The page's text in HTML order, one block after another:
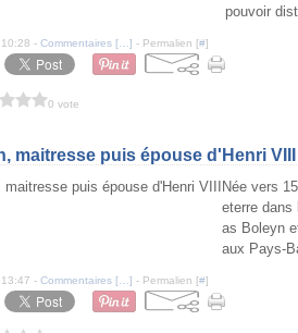
pouvoir
- Commentaires [ ] - Permalien [#]
0 vote
maitresse puis épouse d'Henri VIII
Née vers
eterre dans
as Boleyn
aux Pays-
- Commentaires [ ] - Permalien [#]